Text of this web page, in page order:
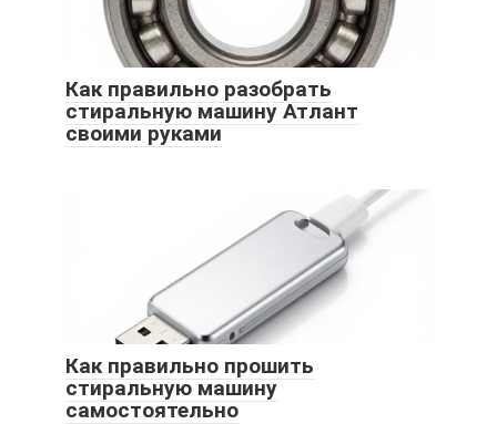
Как правильно разобрать
стиральную машину Атлант
своими руками
Как правильно прошить
стиральную машину
самостоятельно